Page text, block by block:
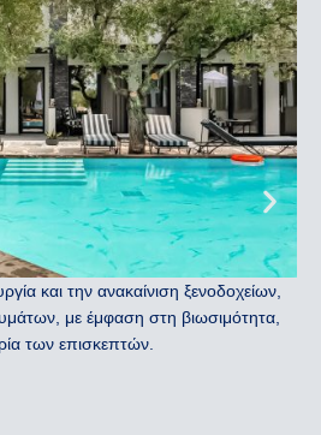
και την ανακαίνιση ξενοδοχείων,
με έμφαση στη βιωσιμότητα,
των επισκεπτών.